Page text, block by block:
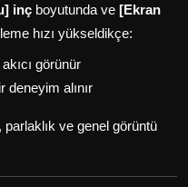
inç boyutunda ve [Ekran
hızı yükseldikçe:
görünür
alınır
parlaklık ve genel görüntü